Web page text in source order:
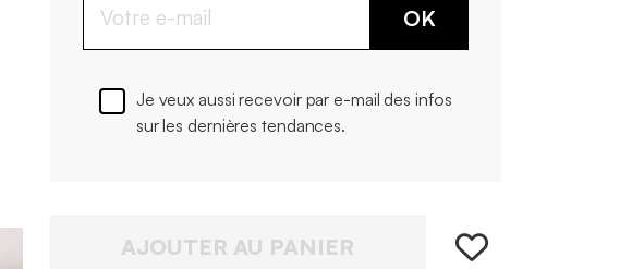
OK
Je veux aussi recevoir par e-mail des infos
sur les dernières tendances.
AJOUTER AU PANIER